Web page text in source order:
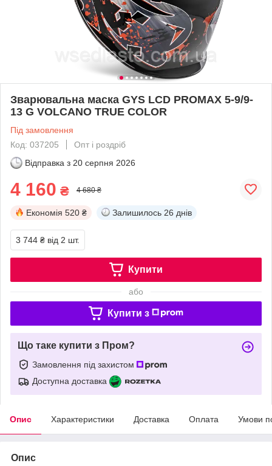
Зварювальна маска GYS LCD PROMAX 5-9/9-
13 G VOLCANO TRUE COLOR
Під замовлення
Код: 037205
Опт і роздріб
Відправка з 20 серпня 2026
4 160 ₴ 4 680 ₴
Економія 520 ₴ Залишилось 26 днів
3 744 ₴ від 2 шт.
Купити
або
Купити з
Що таке купити з Пром?
Замовлення під захистом
Доступна доставка
Опис Характеристики Доставка Оплата Умови
Опис